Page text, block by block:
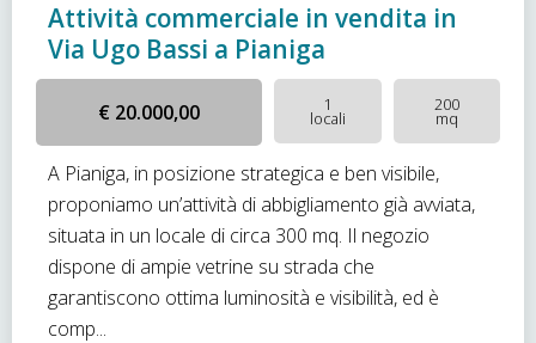
Attività commerciale in vendita in
Via Ugo Bassi a Pianiga
€ 20.000,00 1
locali
200
mq
A Pianiga, in posizione strategica e ben visibile,
proponiamo un’attività di abbigliamento già avviata,
situata in un locale di circa 300 mq. Il negozio
dispone di ampie vetrine su strada che
garantiscono ottima luminosità e visibilità, ed è
comp...